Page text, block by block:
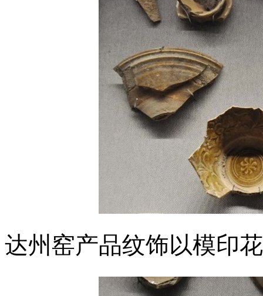
达州窑产品纹饰以模印